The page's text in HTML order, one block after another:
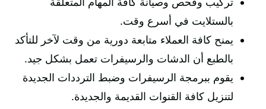
بالستلايت في أسرع وقت.
يمنح كافة العملاء متابعة دورية من وقت لآخر للتأكد
بالطبع أن الدشات والرسيفرات تعمل بشكل جيد.
يقوم ببرمجة الرسيفرات وضبط الترددات الجديدة
لتنزيل كافة القنوات القديمة والجديدة.